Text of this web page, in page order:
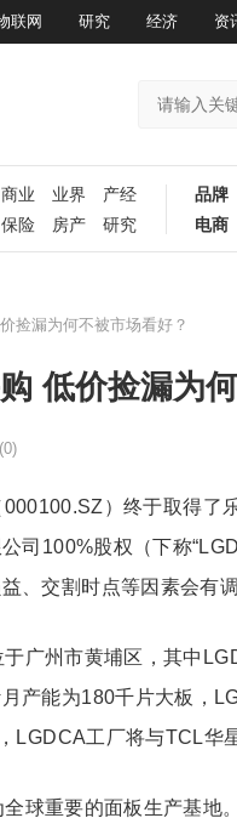
联网 研究 经济 资
商业 业界
产经
保险 房产 研究
品牌
电商
捡漏为何不被市场看好？
低价捡漏为
）终于取得了
司100%股权（下称
、交割时点等因素会有调
广州市黄埔区，其中
产能为180千片大板，
工厂将与TCL华
球重要的面板生产基地